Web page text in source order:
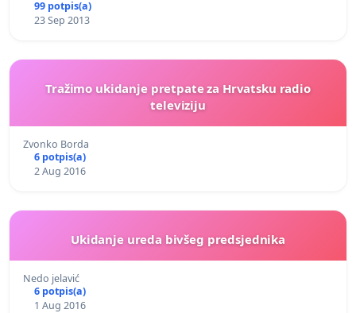
99 potpis(a)
23 Sep 2013
Tražimo ukidanje pretpate za Hrvatsku radio
televiziju
Zvonko Borda
6 potpis(a)
2 Aug 2016
Ukidanje ureda bivšeg predsjednika
Nedo jelavić
6 potpis(a)
1 Aug 2016